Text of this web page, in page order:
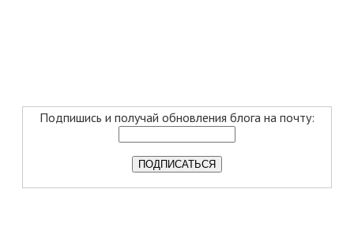
Подпишись и получай обновления блога на почту: